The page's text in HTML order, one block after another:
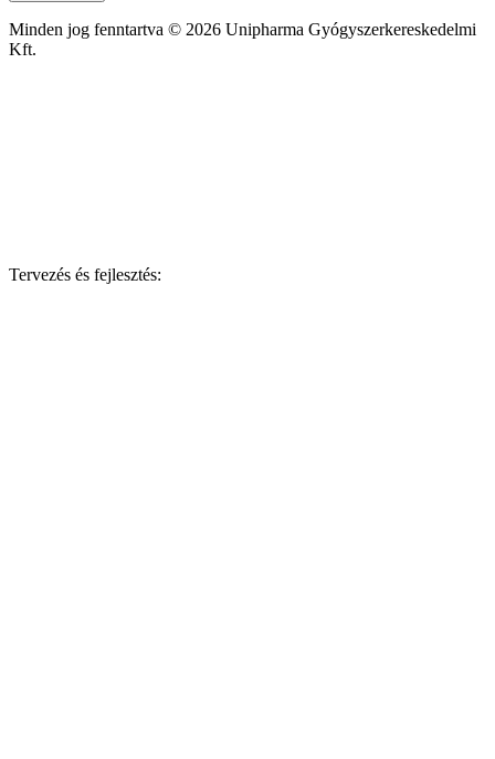
Minden jog fenntartva © 2026 Unipharma Gyógyszerkereskedelmi
Kft.
Tervezés és fejlesztés: